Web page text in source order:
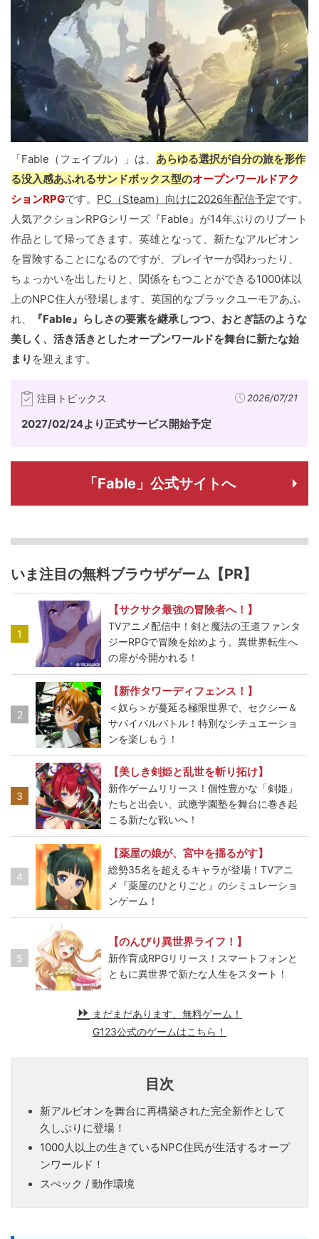
「Fable（フェイブル）」は、 あらゆる選択が自分の旅を形作
る没入感あふれるサンドボックス型のオープンワールドアク
ションRPGです。 PC（Steam）向けに2026年配信予定です。
人気アクションRPGシリーズ『Fable』が14年ぶりのリブート
作品として帰ってきます。英雄となって、新たなアルビオン
を冒険することになるのですが、プレイヤーが関わったり、
ちょっかいを出したりと、関係をもつことができる1000体以
上のNPC住人が登場します。英国的なブラックユーモアあふ
れ、
『Fable』らしさの要素を継承しつつ、おとぎ話のような
美しく、活き活きとしたオープンワールドを舞台に新たな始
まり を迎えます。
注目トピックス 2026/07/21
2027/02/24より正式サービス開始予定
「Fable」公式サイトへ
いま注目の無料ブラウザゲーム【PR】
1
【サクサク最強の冒険者へ！】
TVアニメ配信中！剣と魔法の王道ファンタ
ジーRPGで冒険を始めよう。異世界転生へ
の扉が今開かれる！
2
【新作タワーディフェンス！】
＜奴ら＞が蔓延る極限世界で、セクシー＆
サバイバルバトル！特別なシチュエーショ
ンを楽しもう！
3
【美しき剣姫と乱世を斬り拓け】
新作ゲームリリース！個性豊かな「剣姫」
たちと出会い、武應学園塾を舞台に巻き起
こる新たな戦いへ！
4
【薬屋の娘が、宮中を揺るがす】
総勢35名を超えるキャラが登場！TVアニ
メ『薬屋のひとりごと』のシミュレーショ
ンゲーム！
5
【のんびり異世界ライフ！】
新作育成RPGリリース！スマートフォンと
ともに異世界で新たな人生をスタート！
まだまだあります、無料ゲーム！
G123公式のゲームはこちら！
目次
新アルビオンを舞台に再構築された完全新作として
久しぶりに登場！
1000人以上の生きているNPC住民が生活するオープ
ンワールド！
スぺック / 動作環境